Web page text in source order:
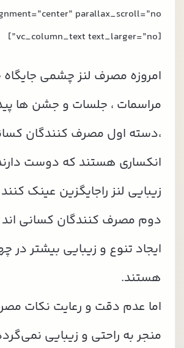
[vc_column_text text_larger=”no”]
امروزه مصرف لنز چشمی
مراسمات ، جلسات و جشن ها
،دسته اول مصرف کنندگان
انکساری هستند که دوست
زیبایی لنز راجایگزین عینک
دوم مصرف کنندگان کسانی اند
ایجاد تنوع و زیبایی بیشتر در
هستند.
اما عدم دقت و رعایت نکات
منجر به راحتی و زیبایی